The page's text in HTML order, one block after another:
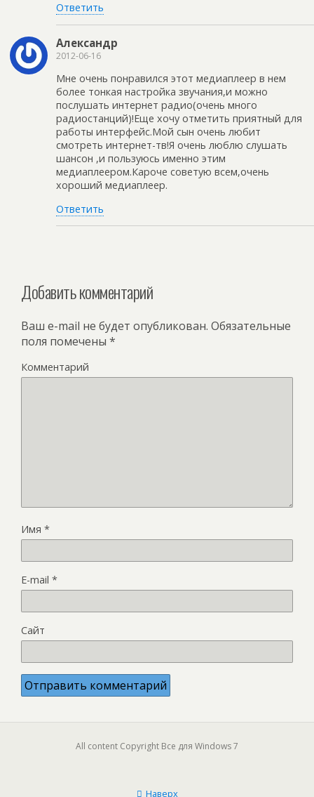
Ответить
Александр
2012-06-16
Мне очень понравился этот медиаплеер в нем
более тонкая настройка звучания,и можно
послушать интернет радио(очень много
радиостанций)!Еще хочу отметить приятный для
работы интерфейс.Мой сын очень любит
смотреть интернет-тв!Я очень люблю слушать
шансон ,и пользуюсь именно этим
медиаплеером.Кароче советую всем,очень
хороший медиаплеер.
Ответить
Добавить комментарий
Ваш e-mail не будет опубликован. Обязательные
поля помечены *
Комментарий
Имя *
E-mail *
Сайт
All content Copyright Все для Windows 7
Наверх